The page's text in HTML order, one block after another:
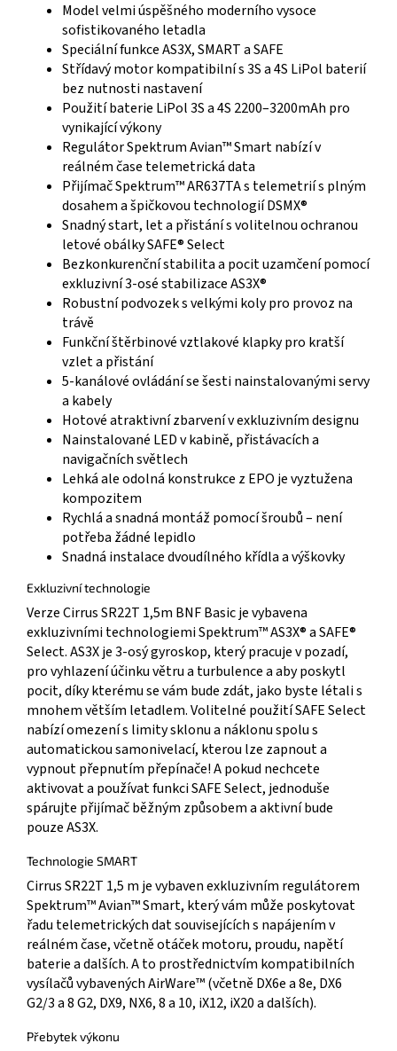
Model velmi úspěšného moderního vysoce
sofistikovaného letadla
Speciální funkce AS3X, SMART a SAFE
Střídavý motor kompatibilní s 3S a 4S LiPol baterií
bez nutnosti nastavení
Použití baterie LiPol 3S a 4S 2200–3200mAh pro
vynikající výkony
Regulátor Spektrum Avian™ Smart nabízí v
reálném čase telemetrická data
Přijímač Spektrum™ AR637TA s telemetrií s plným
dosahem a špičkovou technologií DSMX®
Snadný start, let a přistání s volitelnou ochranou
letové obálky SAFE® Select
Bezkonkurenční stabilita a pocit uzamčení pomocí
exkluzivní 3-osé stabilizace AS3X®
Robustní podvozek s velkými koly pro provoz na
trávě
Funkční štěrbinové vztlakové klapky pro kratší
vzlet a přistání
5-kanálové ovládání se šesti nainstalovanými servy
a kabely
Hotové atraktivní zbarvení v exkluzivním designu
Nainstalované LED v kabině, přistávacích a
navigačních světlech
Lehká ale odolná konstrukce z EPO je vyztužena
kompozitem
Rychlá a snadná montáž pomocí šroubů – není
potřeba žádné lepidlo
Snadná instalace dvoudílného křídla a výškovky
Exkluzivní technologie
Verze Cirrus SR22T 1,5m BNF Basic je vybavena
exkluzivními technologiemi Spektrum™ AS3X® a SAFE®
Select. AS3X je 3-osý gyroskop, který pracuje v pozadí,
pro vyhlazení účinku větru a turbulence a aby poskytl
pocit, díky kterému se vám bude zdát, jako byste létali s
mnohem větším letadlem. Volitelné použití SAFE Select
nabízí omezení s limity sklonu a náklonu spolu s
automatickou samonivelací, kterou lze zapnout a
vypnout přepnutím přepínače! A pokud nechcete
aktivovat a používat funkci SAFE Select, jednoduše
spárujte přijímač běžným způsobem a aktivní bude
pouze AS3X.
Technologie SMART
Cirrus SR22T 1,5 m je vybaven exkluzivním regulátorem
Spektrum™ Avian™ Smart, který vám může poskytovat
řadu telemetrických dat souvisejících s napájením v
reálném čase, včetně otáček motoru, proudu, napětí
baterie a dalších. A to prostřednictvím kompatibilních
vysílačů vybavených AirWare™ (včetně DX6e a 8e, DX6
G2/3 a 8 G2, DX9, NX6, 8 a 10, iX12, iX20 a dalších).
Přebytek výkonu